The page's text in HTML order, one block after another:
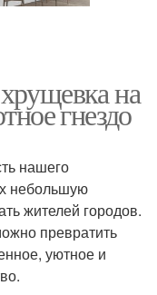
на
гнездо
нашего
небольшую
жителей городов.
превратить
уютное и